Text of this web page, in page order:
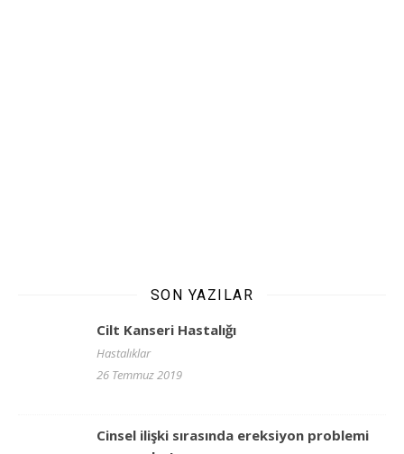
SON YAZILAR
Cilt Kanseri Hastalığı
Hastalıklar
26 Temmuz 2019
Cinsel ilişki sırasında ereksiyon problemi